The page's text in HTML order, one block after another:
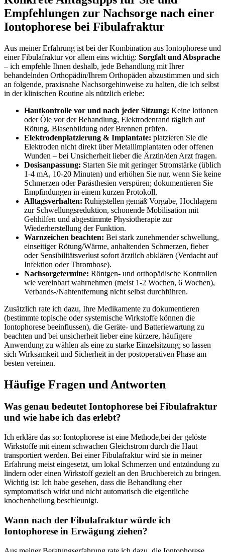
Empfehlungen⁤ zur Nachsorge nach einer
Iontophorese⁤ bei ​Fibulafraktur
Aus meiner ⁤Erfahrung ist bei der Kombination ​aus Iontophorese und
​einer Fibulafraktur ‌vor allem eins wichtig: Sorgfalt und Absprache
– ich empfehle Ihnen deshalb, jede ‍Behandlung mit Ihrer⁣
behandelnden Orthopädin/Ihrem Orthopäden abzustimmen und sich
an⁤ folgende, praxisnahe Nachsorgehinweise zu halten, ‍die ich selbst
in der klinischen Routine als nützlich erlebe:
Hautkontrolle vor‍ und nach jeder Sitzung: Keine lotionen
oder Öle vor der Behandlung, Elektrodenrand täglich auf
Rötung, ⁣Blasenbildung oder Brennen prüfen.
Elektrodenplatzierung & ⁤Implantate: platzieren Sie die
Elektroden‍ nicht direkt ‌über Metallimplantaten oder offenen ​
Wunden – bei Unsicherheit lieber ‌die Ärztin/den ​Arzt ​fragen.
Dosisanpassung: Starten Sie mit ​geringer Stromstärke (üblich
1-4 mA,⁤ 10-20 Minuten) und erhöhen Sie nur, wenn Sie keine
⁣Schmerzen‌ oder Parästhesien verspüren; dokumentieren Sie
‌Empfindungen in einem kurzen Protokoll.
Alltagsverhalten: Ruhigstellen gemäß Vorgabe, Hochlagern
zur Schwellungsreduktion, schonende⁢ Mobilisation mit
Gehhilfen und abgestimmte Physiotherapie zur
Wiederherstellung der⁢ Funktion.
Warnzeichen beachten: Bei⁣ stark zunehmender schwellung,
einseitiger⁤ Rötung/Wärme, anhaltenden Schmerzen, fieber
oder Sensibilitätsverlust sofort ärztlich abklären (Verdacht auf
Infektion oder‌ Thrombose).
Nachsorgetermine: Röntgen- und orthopädische Kontrollen
wie⁣ vereinbart wahrnehmen (meist 1-2 Wochen, 6 Wochen),
Verbands-/Nahtentfernung nicht selbst durchführen.
Zusätzlich ​rate ich dazu, Ihre Medikamente zu ⁤dokumentieren⁢
(bestimmte topische oder systemische Wirkstoffe können die
Iontophorese beeinflussen), die Geräte- und‍ Batteriewartung zu
beachten und bei unsicherheit​ lieber eine kürzere,‍ häufigere
Anwendung ‌zu wählen als eine zu ​starke Einzelsitzung; so ​lassen
⁤sich Wirksamkeit ⁢und Sicherheit in der postoperativen Phase am
besten vereinen.
Häufige Fragen und Antworten
Was genau bedeutet Iontophorese bei‌ Fibulafraktur
⁤und wie habe ich das erlebt?
Ich ‌erkläre das so: Iontophorese ist⁢ eine Methode,bei der ‌gelöste
Wirkstoffe mit einem schwachen Gleichstrom durch die Haut
transportiert werden. Bei einer​ Fibulafraktur wird sie in meiner
Erfahrung meist eingesetzt, ⁣um lokal Schmerzen und entzündung zu
lindern oder⁢ einen Wirkstoff gezielt an den Bruchbereich zu bringen.
Wichtig ⁢ist: Ich habe gesehen, dass die Behandlung eher
symptomatisch wirkt‌ und nicht ‌automatisch die eigentliche
knochenheilung beschleunigt.
Wann nach der Fibulafraktur würde ich
Iontophorese in Erwägung ziehen?